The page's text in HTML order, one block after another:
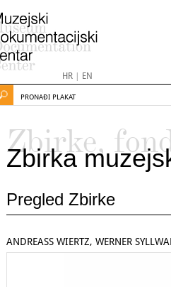
HR| EN
PRONAĐI PLAKAT
Zbirke,
Zbirka
Pregled Zbirke
ANDREASS WIERTZ, WERNER